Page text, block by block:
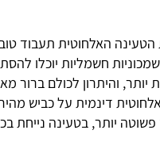
הטעינה האלחוטית תעבוד
חשמליות יוכלו
יותר, והיתרון לכולם ברור
דינמית על כביש
יותר, בטעינה נייחת